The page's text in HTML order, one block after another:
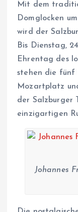
Mit dem
Domglocken
wird der
Bis Dienstag,
Ehrentag des
stehen die fünf
Mozartplatz
der Salzburger
einzigartigen
Johannes